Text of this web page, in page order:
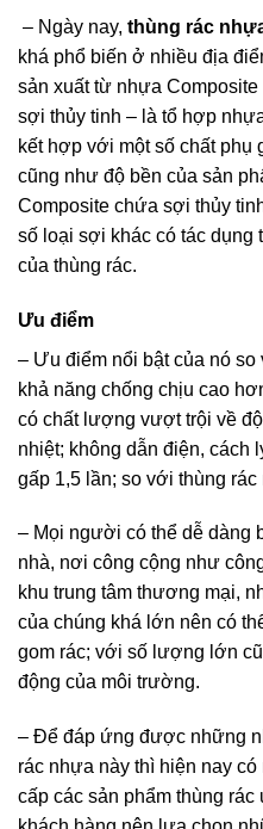
– Ngày nay, thùng rác
khá phổ biến ở nhiều địa
sản xuất từ nhựa
sợi thủy tinh – là tổ hợp
kết hợp với một số chất phụ
cũng như độ bền của sản
Composite chứa sợi thủy
số loại sợi khác có tác dụng
của thùng rác.
Ưu điểm
– Ưu điểm nổi bật của nó
khả năng chống chịu cao
có chất lượng vượt trội về
nhiệt; không dẫn điện, cách
gấp 1,5 lần; so với thùng
– Mọi người có thể dễ dàng
nhà, nơi công cộng như
khu trung tâm thương mại,
của chúng khá lớn nên có
gom rác; với số lượng lớn
động của môi trường.
– Để đáp ứng được những
rác nhựa này thì hiện nay
cấp các sản phẩm thùng